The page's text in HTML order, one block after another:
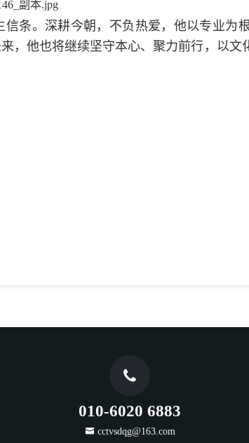
条。深耕今朝，不负热爱，他以专业为
，他也将继续坚守本心、聚力前行，以文

010-6020 6883
 cctvsdqg@163.com